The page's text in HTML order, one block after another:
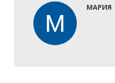
МАРИЯ